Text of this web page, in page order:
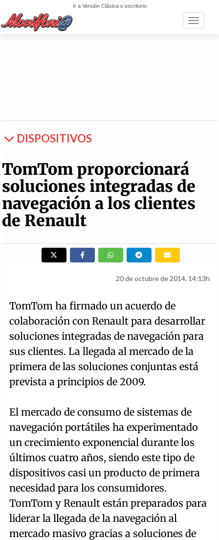
Ir a Versión Clásica o escritorio
Toggle
DISPOSITIVOS
TomTom proporcionará
soluciones integradas de
navegación a los clientes
de Renault
20 de octubre de 2014, 14:13h
TomTom ha firmado un acuerdo de
colaboración con Renault para desarrollar
soluciones integradas de navegación para
sus clientes. La llegada al mercado de la
primera de las soluciones conjuntas está
prevista a principios de 2009.
El mercado de consumo de sistemas de
navegación portátiles ha experimentado
un crecimiento exponencial durante los
últimos cuatro años, siendo este tipo de
dispositivos casi un producto de primera
necesidad para los consumidores.
TomTom y Renault están preparados para
liderar la llegada de la navegación al
mercado masivo gracias a soluciones de